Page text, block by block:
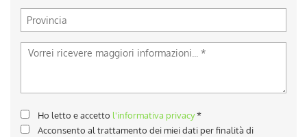
Ho letto e accetto l'informativa privacy*
Acconsento al trattamento dei miei dati per finalità di